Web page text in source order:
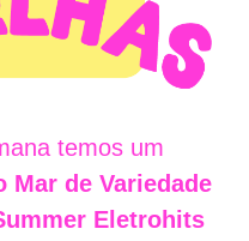
temos um
Mar de Variedade
Eletrohits